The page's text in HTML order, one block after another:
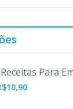
Para
10,90O